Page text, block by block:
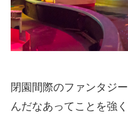
閉園間際のファンタジ
んだなあってことを強